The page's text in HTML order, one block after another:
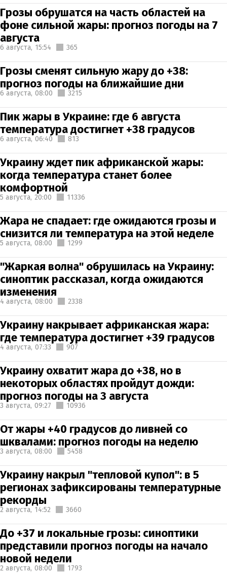
Грозы обрушатся на часть областей на
фоне сильной жары: прогноз погоды на 7
августа
6 августа, 15:54 365
Грозы сменят сильную жару до +38:
прогноз погоды на ближайшие дни
6 августа, 08:00 3215
Пик жары в Украине: где 6 августа
температура достигнет +38 градусов
6 августа, 06:40 813
Украину ждет пик африканской жары:
когда температура станет более
комфортной
5 августа, 20:00 11336
Жара не спадает: где ожидаются грозы и
снизится ли температура на этой неделе
5 августа, 08:00 1299
"Жаркая волна" обрушилась на Украину:
синоптик рассказал, когда ожидаются
изменения
4 августа, 08:00 2338
Украину накрывает африканская жара:
где температура достигнет +39 градусов
4 августа, 07:33 907
Украину охватит жара до +38, но в
некоторых областях пройдут дожди:
прогноз погоды на 3 августа
3 августа, 09:27 10936
От жары +40 градусов до ливней со
шквалами: прогноз погоды на неделю
3 августа, 08:00 5458
Украину накрыл "тепловой купол": в 5
регионах зафиксированы температурные
рекорды
2 августа, 14:52 3660
До +37 и локальные грозы: синоптики
представили прогноз погоды на начало
новой недели
2 августа, 08:00 1793